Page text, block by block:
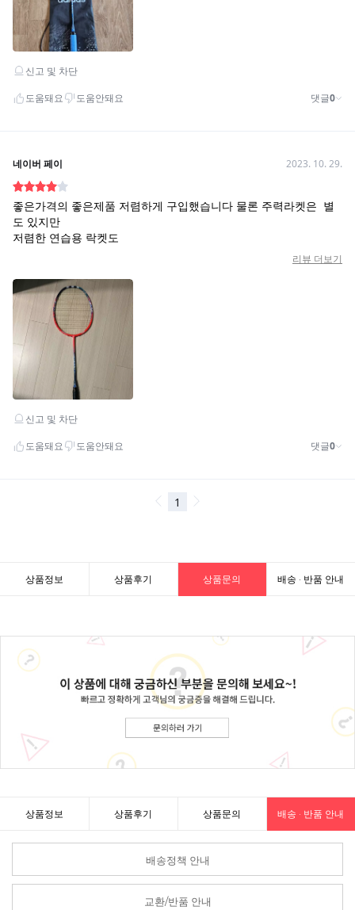
상품정보 상품후기 상품문의 배송 · 반품 안내
상품정보 상품후기 상품문의 배송 · 반품 안내
배송정책 안내
교환/반품 안내